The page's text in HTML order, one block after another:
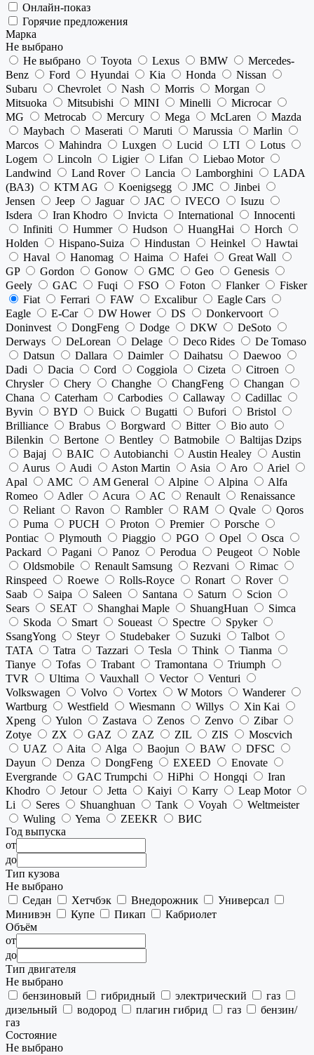
Онлайн-показ
Горячие предложения
Марка
Не выбрано
Не выбрано
Toyota Lexus BMW
Mercedes-
Benz
Ford Hyundai Kia Honda
Nissan
Subaru
Chevrolet Nash Morris
Morgan
Mitsuoka
Mitsubishi MINI Minelli
Microcar
MG
Metrocab Mercury Mega McLaren
Mazda
Maybach
Maserati Maruti Marussia
Marlin
Marcos
Mahindra Luxgen Lucid LTI
Lotus
Logem
Lincoln Ligier Lifan
Liebao Motor
Landwind
Land Rover Lancia Lamborghini
LADA
(ВАЗ)
KTM AG Koenigsegg JMC
Jinbei
Jensen
Jeep Jaguar JAC IVECO
Isuzu
Isdera
Iran Khodro Invicta International
Innocenti
Infiniti
Hummer Hudson HuangHai
Horch
Holden
Hispano-Suiza Hindustan Heinkel
Hawtai
Haval
Hanomag Haima Hafei
Great Wall
GP
Gordon Gonow GMC Geo
Genesis
Geely
GAC Fuqi FSO Foton Flanker
Fisker
Fiat
Ferrari FAW Excalibur
Eagle Cars
Eagle
E-Car DW Hower DS
Donkervoort
Doninvest
DongFeng Dodge DKW
DeSoto
Derways
DeLorean Delage Deco Rides
De Tomaso
Datsun
Dallara Daimler Daihatsu
Daewoo
Dadi
Dacia Cord Coggiola Cizeta
Citroen
Chrysler
Chery Changhe ChangFeng
Changan
Chana
Caterham Carbodies Callaway
Cadillac
Byvin
BYD Buick Bugatti Bufori
Bristol
Brilliance
Brabus Borgward Bitter
Bio auto
Bilenkin
Bertone Bentley Batmobile
Baltijas Dzips
Bajaj
BAIC Autobianchi Austin Healey
Austin
Aurus
Audi Aston Martin Asia Aro
Ariel
Apal
AMC AM General Alpine Alpina
Alfa
Romeo
Adler Acura AC Renault
Renaissance
Reliant
Ravon Rambler RAM Qvale
Qoros
Puma
PUCH Proton Premier
Porsche
Pontiac
Plymouth Piaggio PGO Opel
Osca
Packard
Pagani Panoz Perodua Peugeot
Noble
Oldsmobile
Renault Samsung Rezvani
Rimac
Rinspeed
Roewe Rolls-Royce Ronart
Rover
Saab
Saipa Saleen Santana Saturn
Scion
Sears
SEAT Shanghai Maple ShuangHuan
Simca
Skoda
Smart Soueast Spectre
Spyker
SsangYong
Steyr Studebaker Suzuki
Talbot
TATA
Tatra Tazzari Tesla Think
Tianma
Tianye
Tofas Trabant Tramontana
Triumph
TVR
Ultima Vauxhall Vector
Venturi
Volkswagen
Volvo Vortex W Motors
Wanderer
Wartburg
Westfield Wiesmann Willys
Xin Kai
Xpeng
Yulon Zastava Zenos Zenvo
Zibar
Zotye
ZX GAZ ZAZ ZIL ZIS
Moscvich
UAZ
Aita Alga Baojun BAW
DFSC
Dayun
Denza DongFeng EXEED
Enovate
Evergrande
GAC Trumpchi HiPhi Hongqi
Iran
Khodro
Jetour Jetta Kaiyi Karry
Leap Motor
Li
Seres Shuanghuan Tank Voyah
Weltmeister
Wuling
Yema ZEEKR
ВИС
Год выпуска
от
до
Тип кузова
Не выбрано
Седан
Хетчбэк Внедорожник
Универсал
Минивэн
Купе Пикап
Кабриолет
Объём
от
до
Тип двигателя
Не выбрано
бензиновый
гибридный электрический
газ
дизельный
водород плагин гибрид газ
бензин/
газ
Состояние
Не выбрано